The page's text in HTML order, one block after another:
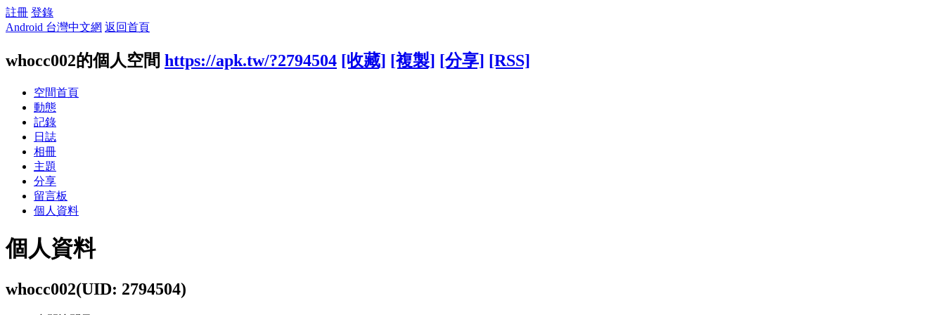
註冊 登錄
Android 台灣中文網 返回首頁
whocc002的個人空間 https://apk.tw/?2794504 [收藏] [複製] [分享] [RSS]
空間首頁
動態
記錄
日誌
相冊
主題
分享
留言板
個人資料
個人資料
whocc002(UID: 2794504)